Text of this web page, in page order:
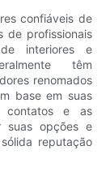
confiáveis ​​de
de profissionais
interiores e
têm
renomados
base em suas
contatos e as
suas opções e
reputação